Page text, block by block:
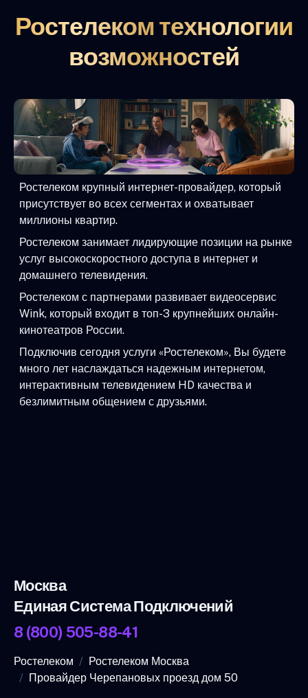
Ростелеком технологии
возможностей
Ростелеком крупный интернет-провайдер, который
присутствует во всех сегментах и охватывает
миллионы квартир.
Ростелеком занимает лидирующие позиции на рынке
услуг высокоскоростного доступа в интернет и
домашнего телевидения.
Ростелеком с партнерами развивает видеосервис
Wink, который входит в топ-3 крупнейших онлайн-
кинотеатров России.
Подключив сегодня услуги «Ростелеком», Вы будете
много лет наслаждаться надежным интернетом,
интерактивным телевидением HD качества и
безлимитным общением с друзьями.
Москва
Единая Система Подключений
8 (800) 505-88-41
Ростелеком
Ростелеком Москва
Провайдер Черепановых проезд дом 50